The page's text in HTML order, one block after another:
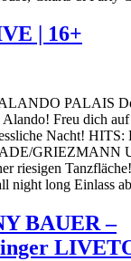
| 16+
PALAIS
Freu dich auf
Nacht!
GRIEZMANN
riesigen
night long Einlass
BAUER –